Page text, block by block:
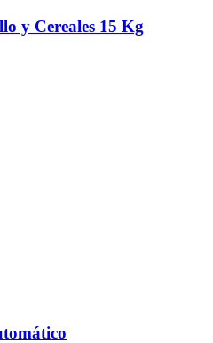
y Cereales 15 Kg